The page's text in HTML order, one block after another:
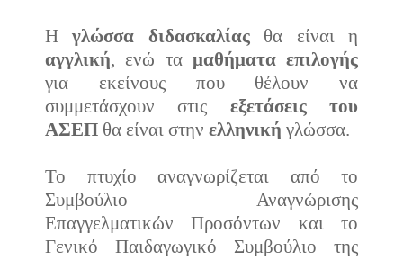
Ηγλώσσα διδασκαλίαςθα είναι η
αγγλική, ενώ τα μαθήματα επιλογής
για εκείνους που θέλουν να
συμμετάσχουν στις εξετάσεις του
ΑΣΕΠ θα είναι στην ελληνική γλώσσα.
Το πτυχίο αναγνωρίζεται από το
Συμβούλιο Αναγνώρισης
Επαγγελματικών Προσόντων και το
Γενικό Παιδαγωγικό Συμβούλιο της